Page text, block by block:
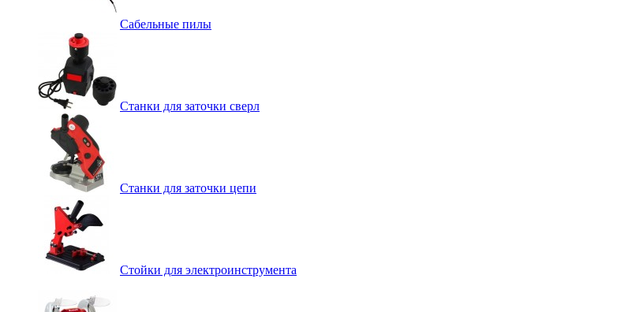
Сабельные пилы
Станки для заточки сверл
Станки для заточки цепи
Стойки для электроинструмента